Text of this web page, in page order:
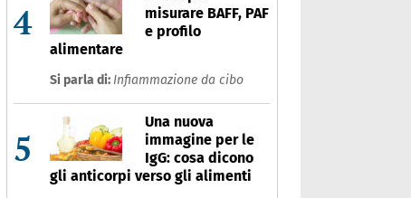
4
misurare BAFF, PAF
e profilo
alimentare
Si parla di: Infiammazione da cibo
5
Una nuova
immagine per le
IgG: cosa dicono
gli anticorpi verso gli alimenti